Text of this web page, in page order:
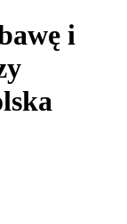
i